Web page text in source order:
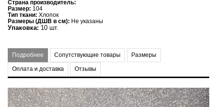
Страна производитель:
Размер: 104
Тип ткани: Хлопок
Размеры (ДШВ в см): Не указаны
Упаковка: 10 шт.
Подробнее Сопутствующие товары Размеры
Оплата и доставка Отзывы